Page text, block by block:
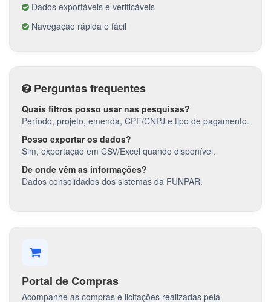
Dados exportáveis e verificáveis
Navegação rápida e fácil
Perguntas frequentes
Quais filtros posso usar nas pesquisas?
Período, projeto, emenda, CPF/CNPJ e tipo de pagamento.
Posso exportar os dados?
Sim, exportação em CSV/Excel quando disponível.
De onde vêm as informações?
Dados consolidados dos sistemas da FUNPAR.
Portal de Compras
Acompanhe as compras e licitações realizadas pela